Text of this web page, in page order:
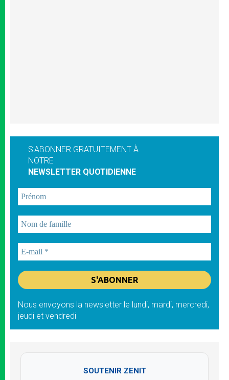
S'ABONNER GRATUITEMENT À
NOTRE
NEWSLETTER QUOTIDIENNE
Nous envoyons la newsletter le lundi, mardi, mercredi,
jeudi et vendredi
SOUTENIR ZENIT